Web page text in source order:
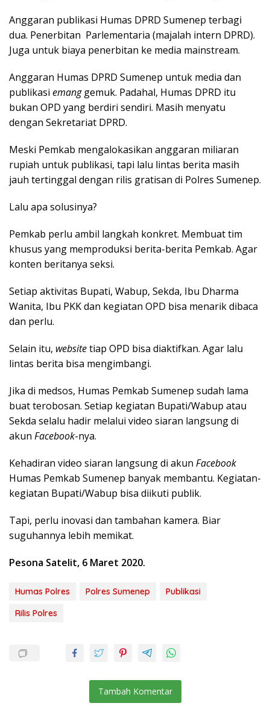
Anggaran publikasi Humas DPRD Sumenep terbagi
dua. Penerbitan Parlementaria (majalah intern DPRD).
Juga untuk biaya penerbitan ke media mainstream.
Anggaran Humas DPRD Sumenep untuk media dan
publikasi emanggemuk. Padahal, Humas DPRD itu
bukan OPD yang berdiri sendiri. Masih menyatu
dengan Sekretariat DPRD.
Meski Pemkab mengalokasikan anggaran miliaran
rupiah untuk publikasi, tapi lalu lintas berita masih
jauh tertinggal dengan rilis gratisan di Polres Sumenep.
Lalu apa solusinya?
Pemkab perlu ambil langkah konkret. Membuat tim
khusus yang memproduksi berita-berita Pemkab. Agar
konten beritanya seksi.
Setiap aktivitas Bupati, Wabup, Sekda, Ibu Dharma
Wanita, Ibu PKK dan kegiatan OPD bisa menarik dibaca
dan perlu.
Selain itu, websitetiap OPD bisa diaktifkan. Agar lalu
lintas berita bisa mengimbangi.
Jika di medsos, Humas Pemkab Sumenep sudah lama
buat terobosan. Setiap kegiatan Bupati/Wabup atau
Sekda selalu hadir melalui video siaran langsung di
akun Facebook-nya.
Kehadiran video siaran langsung di akun Facebook
Humas Pemkab Sumenep banyak membantu. Kegiatan-
kegiatan Bupati/Wabup bisa diikuti publik.
Tapi, perlu inovasi dan tambahan kamera. Biar
suguhannya lebih memikat.
Pesona Satelit, 6 Maret 2020.
Humas Polres Polres Sumenep
Publikasi
Rilis Polres
Tambah Komentar